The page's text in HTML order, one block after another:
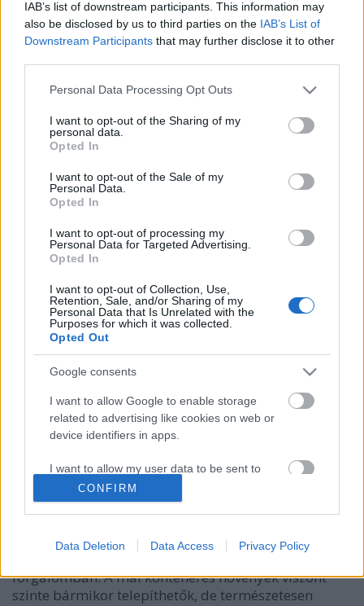
IAB’s list of downstream participants. This information may
also be disclosed by us to third parties on the IAB’s List of
Downstream Participants that may further disclose it to other
Please note that this website/app uses one or more Google
not limited to your visit or usage behaviour. You may click to
grant or deny consent to Google and its third-party tags to
use your data for below specified purposes in below Google
consent section.
Personal Data Processing Opt Outs
I want to opt-out of the Sharing of my
personal data.
Opted In
I want to opt-out of the Sale of my
Personal Data.
Opted In
I want to opt-out of processing my
Personal Data for Targeted Advertising.
Opted In
I want to opt-out of Collection, Use,
Retention, Sale, and/or Sharing of my
Personal Data that Is Unrelated with the
Purposes for which it was collected.
Opted Out
Google consents
I want to allow Google to enable storage
related to advertising like cookies on web or
device identifiers in apps.
I want to allow my user data to be sent to
Google for online advertising purposes.
I want to allow Google to send me
related to analytics like cookies on web or
CONFIRM
Data Deletion Data Access Privacy Policy
kapanyél• 2014. november 27.
divatosabb díszfüvek téliesítéséről gondoskodni kell.
keskenylevelűek közül sokat télen védeni kell, ha
nem is a hideg, de az alattomosan viselkedő víz
Mit ültessünk ősszel?
Ti kérdeztétek - Szakértőnk válaszol
Bálint Károly kertépítő 2013. október 11.
Az ősz hagyományosan a szabadgyökerű és
földlabdás fák és cserjék fő ültetési szezonja, a
konténeres növények viszont szinte bármikor
telepíthetők. Igaz, ez utóbbiaknál előfordulhat, hogy
otthon derül ki, a gyökerek már teljesen átszőtték az
Növényültetés ősszel
Bálint Károly kertépítő•2012. október 12.
szezonja, mert a szabadgyökerű és földlabdás
forgalomban. A mai konténeres növények viszont
szinte bármikor telepíthetők, de természetesen